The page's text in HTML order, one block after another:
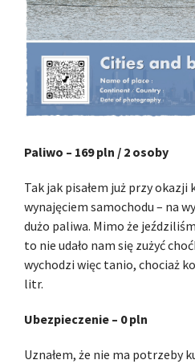
Paliwo – 169 pln / 2 osoby
Tak jak pisałem już przy
wynajęciem samochodu – na
dużo paliwa. Mimo że
to nie udało nam się zużyć
wychodzi więc tanio, chociaż
litr.
Ubezpieczenie – 0 pln
Uznałem, że nie ma potrzeby